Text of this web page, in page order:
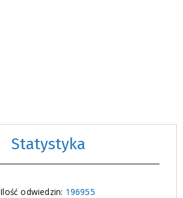
Statystyka
Ilość odwiedzin: 196955